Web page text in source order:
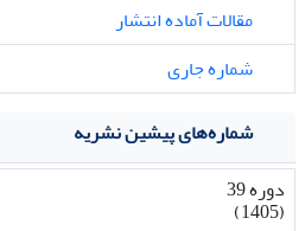
مقالات آماده انتشار
شماره جاری
شماره‌های پیشین نشریه
دوره 39
(1405)